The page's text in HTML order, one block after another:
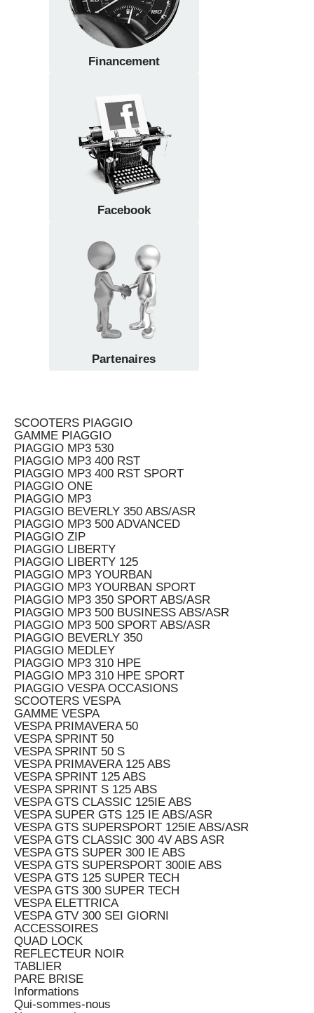
Financement
Facebook
Partenaires
SCOOTERS PIAGGIO
GAMME PIAGGIO
PIAGGIO MP3 530
PIAGGIO MP3 400 RST
PIAGGIO MP3 400 RST SPORT
PIAGGIO ONE
PIAGGIO MP3
PIAGGIO BEVERLY 350 ABS/ASR
PIAGGIO MP3 500 ADVANCED
PIAGGIO ZIP
PIAGGIO LIBERTY
PIAGGIO LIBERTY 125
PIAGGIO MP3 YOURBAN
PIAGGIO MP3 YOURBAN SPORT
PIAGGIO MP3 350 SPORT ABS/ASR
PIAGGIO MP3 500 BUSINESS ABS/ASR
PIAGGIO MP3 500 SPORT ABS/ASR
PIAGGIO BEVERLY 350
PIAGGIO MEDLEY
PIAGGIO MP3 310 HPE
PIAGGIO MP3 310 HPE SPORT
PIAGGIO VESPA OCCASIONS
SCOOTERS VESPA
GAMME VESPA
VESPA PRIMAVERA 50
VESPA SPRINT 50
VESPA SPRINT 50 S
VESPA PRIMAVERA 125 ABS
VESPA SPRINT 125 ABS
VESPA SPRINT S 125 ABS
VESPA GTS CLASSIC 125IE ABS
VESPA SUPER GTS 125 IE ABS/ASR
VESPA GTS SUPERSPORT 125IE ABS/ASR
VESPA GTS CLASSIC 300 4V ABS ASR
VESPA GTS SUPER 300 IE ABS
VESPA GTS SUPERSPORT 300IE ABS
VESPA GTS 125 SUPER TECH
VESPA GTS 300 SUPER TECH
VESPA ELETTRICA
VESPA GTV 300 SEI GIORNI
ACCESSOIRES
QUAD LOCK
REFLECTEUR NOIR
TABLIER
PARE BRISE
Informations
Qui-sommes-nous